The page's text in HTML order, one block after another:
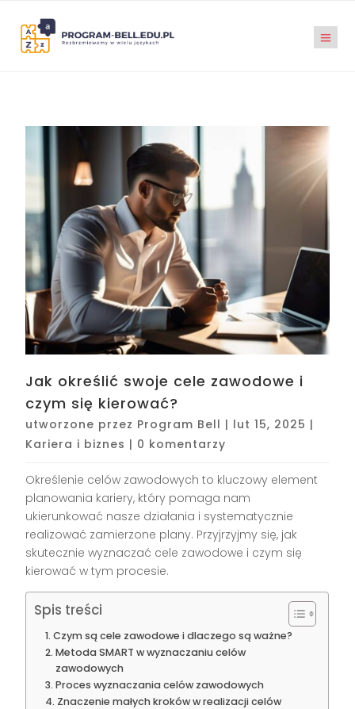
Jak określić swoje cele zawodowe i
czym się kierować?
utworzone przez Program Bell | lut 15, 2025 |
Kariera i biznes | 0 komentarzy
Określenie celów zawodowych to kluczowy element
planowania kariery, który pomaga nam
ukierunkować nasze działania i systematycznie
realizować zamierzone plany. Przyjrzyjmy się, jak
skutecznie wyznaczać cele zawodowe i czym się
kierować w tym procesie.
Spis treści
Czym są cele zawodowe i dlaczego są ważne?
Metoda SMART w wyznaczaniu celów
zawodowych
Proces wyznaczania celów zawodowych
Znaczenie małych kroków w realizacji celów